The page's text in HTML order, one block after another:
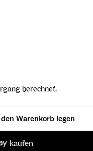
berechnet.
Graubünden 2023
AOC
Warenkorb legen